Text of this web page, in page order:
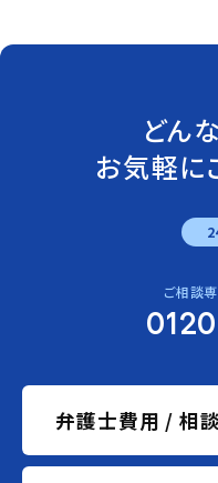
どん
お気軽に
ご相談
弁護士費用 / 相